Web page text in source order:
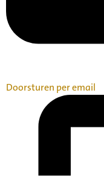
Doorsturen per email